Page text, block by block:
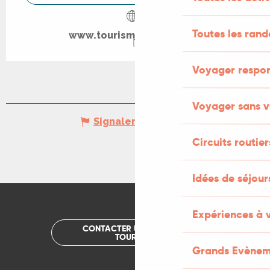
Toutes les
Voyager
Voyager sans
Circuits
Idées de
Expériences à
Grands
www.tourisme-figeac.com
Signaler une erreur
CONTACTER UN OFFICE DE
TOURISME